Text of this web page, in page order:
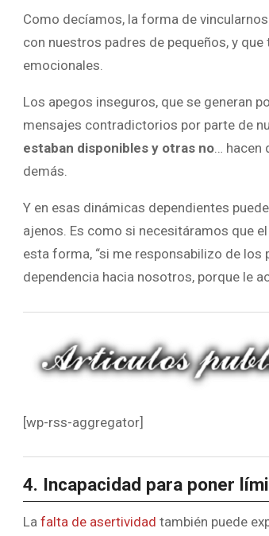
Como decíamos, la forma de
con nuestros padres de pequeños, y
emocionales.
Los apegos inseguros, que se generan
mensajes contradictorios por parte de
estaban disponibles y otras no… hacen
demás.
Y en esas dinámicas dependientes
ajenos. Es como si necesitáramos que
esta forma, “si me responsabilizo de
dependencia hacia nosotros, porque le
[wp-rss-aggregator]
4. Incapacidad para poner
La falta de asertividad también puede